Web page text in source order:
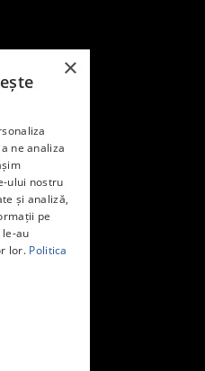
×
ne analiza
ului nostru
și analiză,
pe
au
lor. Politica